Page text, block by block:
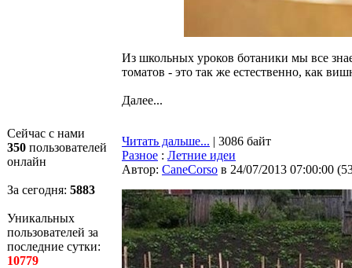
Сейчас с нами
350 пользователей
онлайн
За сегодня: 5884
Уникальных
пользователей за
последние сутки:
10779
Из школьных уроков ботаники мы все
томатов - это так же естественно, как
Далее...
Читать дальше... | 3086 байт
Разное : Летние идеи
Автор: CaneCorso в 24/07/2013 07:00:00 (